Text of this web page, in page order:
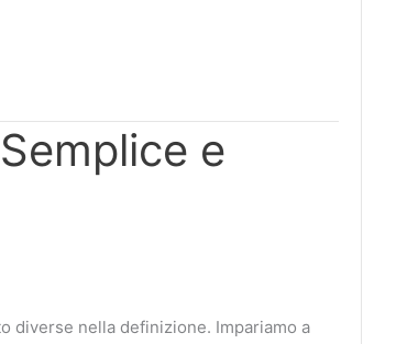
e
diverse nella definizione. Impariamo a